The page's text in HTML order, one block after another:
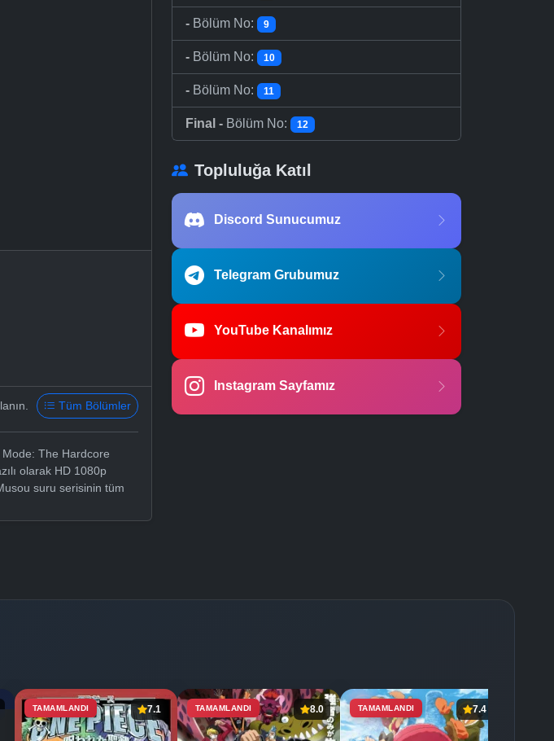
Tüm Bölümler
Mode: The Hardcore
olarak HD 1080p
suru serisinin tüm
- Bölüm No: 9
- Bölüm No: 10
- Bölüm No: 11
Final - Bölüm No: 12
Topluluğa Katıl
Discord Sunucumuz
Telegram Grubumuz
YouTube Kanalımız
Instagram Sayfamız
TAMAMLANDI 7.1 TAMAMLANDI 8.0 TAMAMLANDI 7.4